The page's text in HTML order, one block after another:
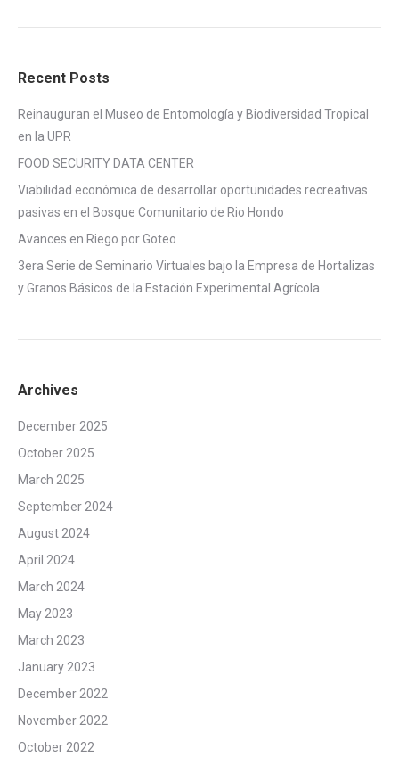
Recent Posts
Reinauguran el Museo de Entomología y Biodiversidad Tropical
en la UPR
FOOD SECURITY DATA CENTER
Viabilidad económica de desarrollar oportunidades recreativas
pasivas en el Bosque Comunitario de Rio Hondo
Avances en Riego por Goteo
3era Serie de Seminario Virtuales bajo la Empresa de Hortalizas
y Granos Básicos de la Estación Experimental Agrícola
Archives
December 2025
October 2025
March 2025
September 2024
August 2024
April 2024
March 2024
May 2023
March 2023
January 2023
December 2022
November 2022
October 2022